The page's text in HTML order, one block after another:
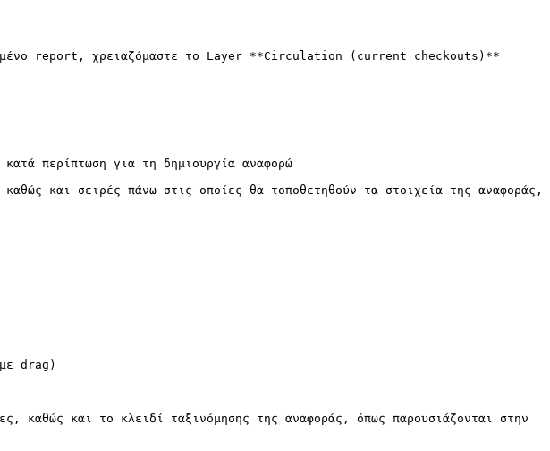
report, χρειαζόμαστε το Layer **Circulation (current checkouts)**
περίπτωση για τη δημιουργία αναφορώ
και σειρές πάνω στις οποίες θα τοποθετηθούν τα στοιχεία της αναφοράς,
drag)
καθώς και το κλειδί ταξινόμησης της αναφοράς, όπως παρουσιάζονται στην